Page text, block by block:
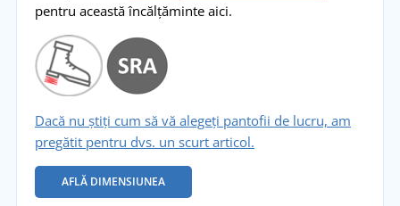
pentru această încălțăminte aici.
Dacă nu știți cum să vă alegeți pantofii de lucru, am
pregătit pentru dvs. un scurt articol.
AFLĂ DIMENSIUNEA